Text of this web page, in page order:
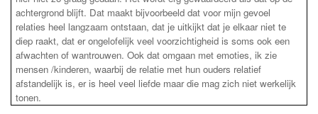
achtergrond blijft. Dat maakt bijvoorbeeld dat voor mijn gevoel
relaties heel langzaam ontstaan, dat je uitkijkt dat je elkaar niet te
diep raakt, dat er ongelofelijk veel voorzichtigheid is soms ook een
afwachten of wantrouwen. Ook dat omgaan met emoties, ik zie
mensen /kinderen, waarbij de relatie met hun ouders relatief
afstandelijk is, er is heel veel liefde maar die mag zich niet werkelijk
tonen.